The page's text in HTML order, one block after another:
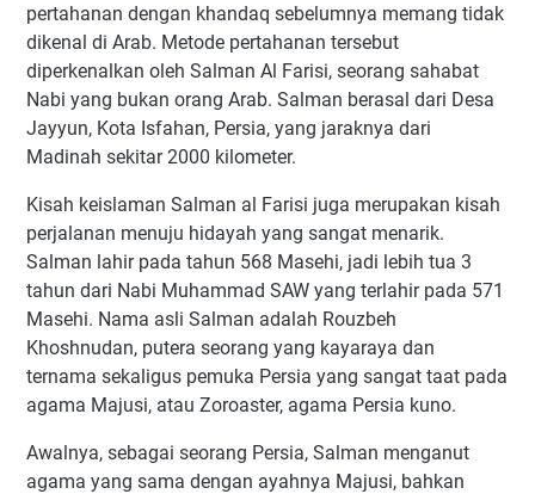
pertahanan dengan khandaq sebelumnya memang tidak
dikenal di Arab. Metode pertahanan tersebut
diperkenalkan oleh Salman Al Farisi, seorang sahabat
Nabi yang bukan orang Arab. Salman berasal dari Desa
Jayyun, Kota Isfahan, Persia, yang jaraknya dari
Madinah sekitar 2000 kilometer.
Kisah keislaman Salman al Farisi juga merupakan kisah
perjalanan menuju hidayah yang sangat menarik.
Salman lahir pada tahun 568 Masehi, jadi lebih tua 3
tahun dari Nabi Muhammad SAW yang terlahir pada 571
Masehi. Nama asli Salman adalah Rouzbeh
Khoshnudan, putera seorang yang kayaraya dan
ternama sekaligus pemuka Persia yang sangat taat pada
agama Majusi, atau Zoroaster, agama Persia kuno.
Awalnya, sebagai seorang Persia, Salman menganut
agama yang sama dengan ayahnya Majusi, bahkan